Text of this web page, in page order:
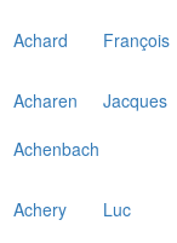
Achard
François
Acharen
Jacques
Achenbach
Achery
Luc